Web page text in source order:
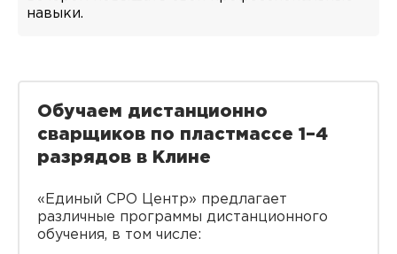
навыки.
Обучаем дистанционно
сварщиков по пластмассе 1–4
разрядов в Клине
«Единый СРО Центр» предлагает
различные программы дистанционного
обучения, в том числе: